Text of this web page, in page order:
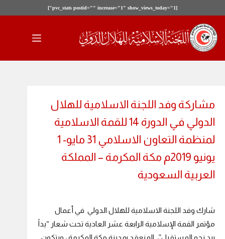
[pvc_stats postid="" increase="1" show_views_today="1"]
إلى
المحتوى
مشاركة وفد اللجنة الاسلامية للهلال
الدولي في الدورة 14 للقمة الاسلامية
لمنظمة التعاون الاسلامي 31 مايو- 1
يونيو 2019م مكة المكرمة – المملكة
العربية السعودية
شارك وفد اللجنة الاسلامية للهلال الدولي في أعمال
مؤتمر القمة الإسلامية الرابعة عشر العادية تحت شعار “يداً
بيد نحو المستقبل”، المنعقد بمدينة مكة المكرمة ، ويتكون